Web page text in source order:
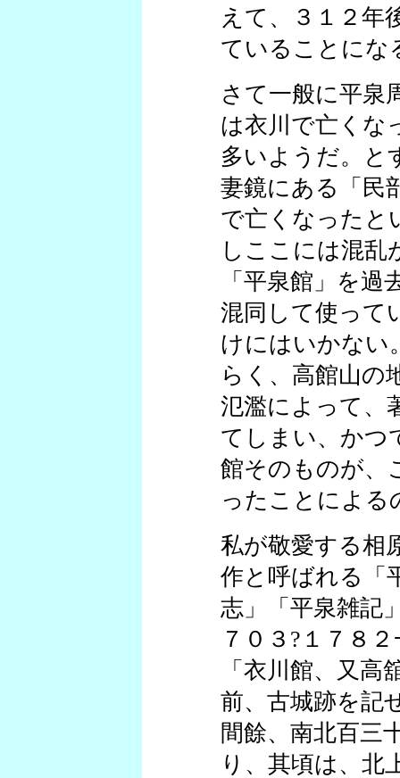
えて、３１２年
ていることにな
さて一般に平泉
は衣川で亡くな
多いようだ。と
妻鏡にある「民
で亡くなったと
しここには混乱
「平泉館」を
混同して使って
けにはいかない
らく、高館山の
氾濫によって、
てしまい、かつ
館そのものが、
ったことによる
私が敬愛する相
作と呼ばれる「
志」「平泉雑記
７０３?１７８
「衣川館、又高
前、古城跡を記
間餘、南北百三
り、其頃は、北